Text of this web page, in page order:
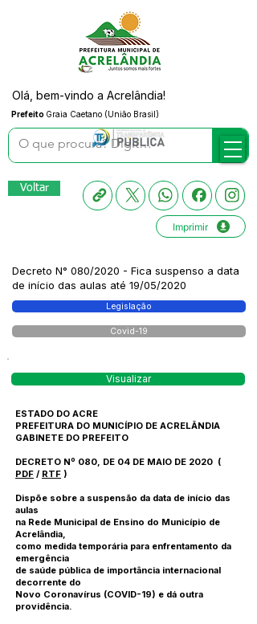
Prefeito Graia Caetano (União Brasil)
Olá, bem-vindo a Acrelândia!
Voltar
Imprimir
Decreto N° 080/2020 - Fica suspenso a data
de início das aulas até 19/05/2020
Legislação
Covid-19
Visualizar
ESTADO DO ACRE
PREFEITURA DO MUNICÍPIO DE ACRELÃNDIA
GABINETE DO PREFEITO
DECRETO Nº 080, DE 04 DE MAIO DE 2020 (
PDF / RTF )
Dispõe sobre a suspensão da data de início das
aulas
na Rede Municipal de Ensino do Município de
Acrelândia,
como medida temporária para enfrentamento da
emergência
de saúde pública de importância internacional
decorrente do
Novo Coronavírus (COVID-19) e dá outra
providência.